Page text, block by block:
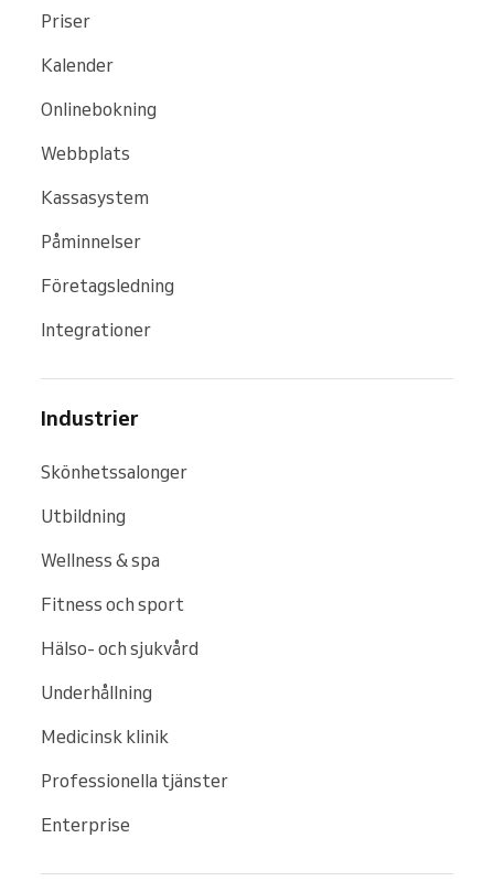
Priser
Kalender
Onlinebokning
Webbplats
Kassasystem
Påminnelser
Företagsledning
Integrationer
Industrier
Skönhetssalonger
Utbildning
Wellness & spa
Fitness och sport
Hälso- och sjukvård
Underhållning
Medicinsk klinik
Professionella tjänster
Enterprise